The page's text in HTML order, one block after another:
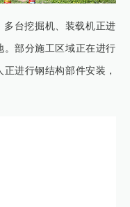
多台挖掘机、装载机正进
。部分施工区域正在进行
进行钢结构部件安装，